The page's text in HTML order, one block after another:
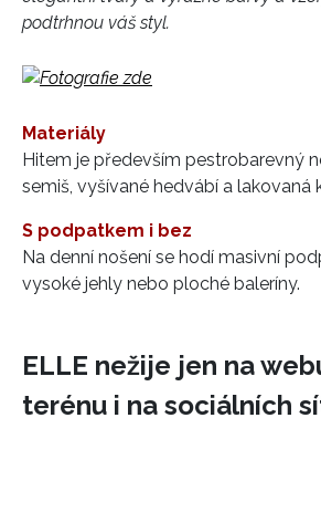
HOME
podtrhnou váš styl.
Materiály
Hitem je především pestrobarevný
semiš, vyšívané hedvábí a lakovaná
S podpatkem i bez
Na denní nošení se hodí masivní
vysoké jehly nebo ploché baleríny.
ELLE nežije jen na
terénu i na sociálních